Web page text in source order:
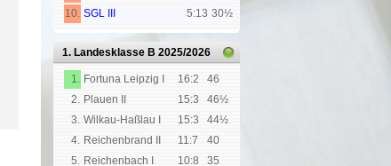
10. SGL III 5:13 30½
1. Landesklasse B 2025/2026
1. Fortuna Leipzig I 16:2
46
2. Plauen II 15:3
46½
3. Wilkau-Haßlau I 15:3
44½
4. Reichenbrand II 11:7
40
5. Reichenbach I 10:8
35